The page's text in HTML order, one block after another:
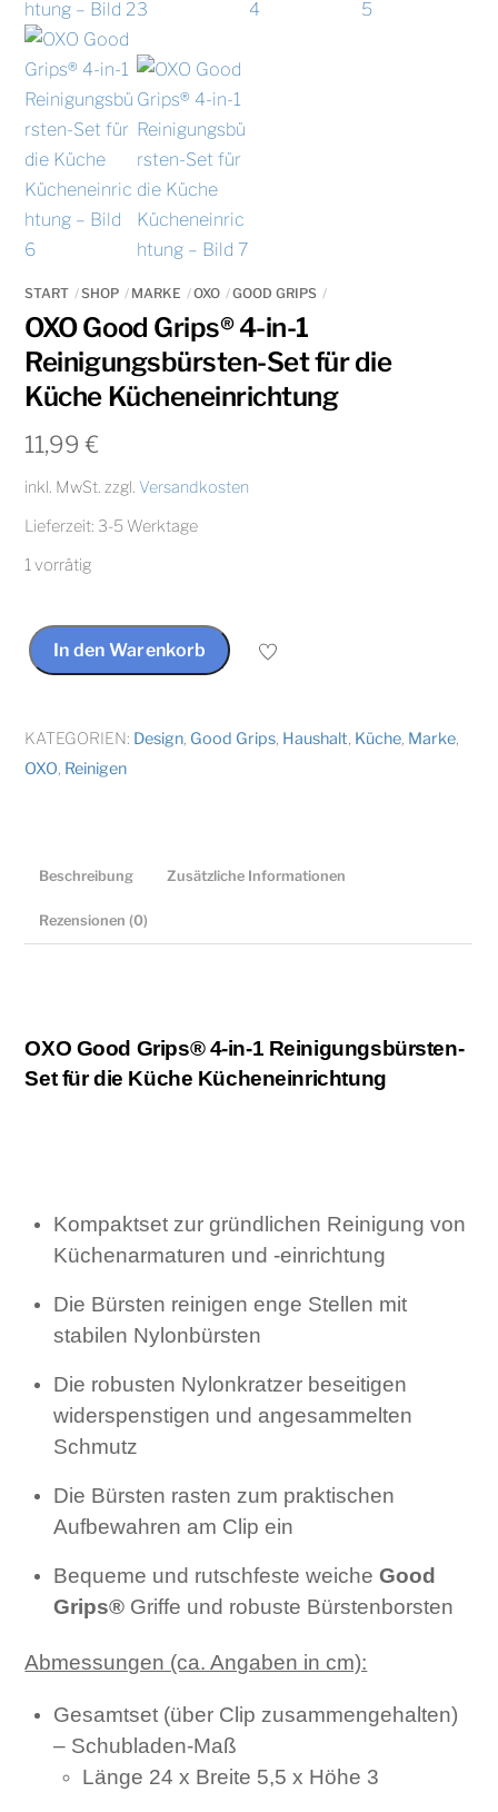
START SHOP MARKE OXO GOOD GRIPS
OXO Good Grips® 4-in-1
Reinigungsbürsten-Set für die
Küche Kücheneinrichtung
11,99€
inkl. MwSt. zzgl. Versandkosten
Lieferzeit: 3-5 Werktage
1 vorrätig
OXO
Set
In den Warenkorb
KATEGORIEN: Design, Good Grips, Haushalt, Küche, Marke,
OXO, Reinigen
Beschreibung Zusätzliche Informationen
Rezensionen (0)
OXO Good Grips® 4-in-1 Reinigungsbürsten-
Set für die Küche Kücheneinrichtung
Kompaktset zur gründlichen Reinigung von
Küchenarmaturen und -einrichtung
Die Bürsten reinigen enge Stellen mit
stabilen Nylonbürsten
Die robusten Nylonkratzer beseitigen
widerspenstigen und angesammelten
Schmutz
Die Bürsten rasten zum praktischen
Aufbewahren am Clip ein
Bequeme und rutschfeste weiche Good
Grips® Griffe und robuste Bürstenborsten
Abmessungen (ca. Angaben in cm):
Gesamtset (über Clip zusammengehalten)
– Schubladen-Maß
Länge 24 x Breite 5,5 x Höhe 3